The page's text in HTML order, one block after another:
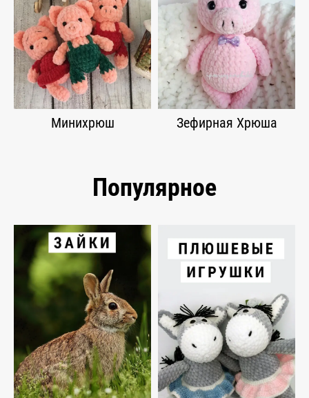
Минихрюш Зефирная Хрюша
Популярное